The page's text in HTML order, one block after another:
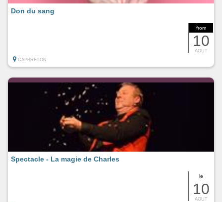
from
10
AOUT
Don du sang
CAPBRETON
le
10
AOUT
Spectacle - La magie de Charles